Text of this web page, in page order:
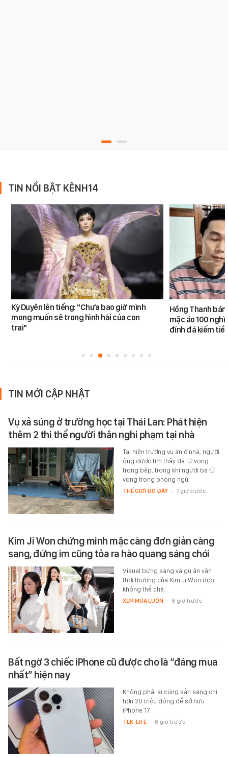
TIN NỔI BẬT KÊNH14
Kỳ Duyên lên tiếng: "Chưa bao giờ mình
mong muốn sẽ trong hình hài của con
trai"
Hồng Thanh
mặc áo 100
đính đá kiếm
TIN MỚI CẬP NHẬT
Vụ xả súng ở trường học tại Thái Lan: Phát hiện
thêm 2 thi thể người thân nghi phạm tại nhà
Tại hiện trường vụ án ở nhà, người
ông được tìm thấy đã tử vong
trong bếp, trong khi người bà tử
vong trong phòng ngủ.
THẾ GIỚI ĐÓ ĐÂY - 7 giờ trước
Kim Ji Won chứng minh mặc càng đơn giản càng
sang, đứng im cũng tỏa ra hào quang sáng chói
Visual bừng sáng và gu ăn vận
thời thượng của Kim Ji Won đẹp
không thể chê.
XEM MUA LUÔN - 6 giờ trước
Bất ngờ 3 chiếc iPhone cũ được cho là “đáng mua
nhất” hiện nay
Không phải ai cũng sẵn sàng chi
hơn 20 triệu đồng để sở hữu
iPhone 17.
TEK-LIFE - 6 giờ trước